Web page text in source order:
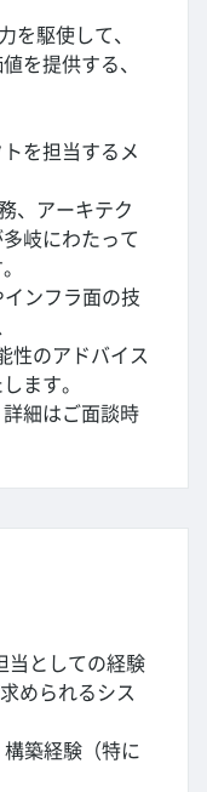
を駆使して、
を提供する、
を担当するメ
、アーキテク
岐にわたって
ンフラ面の技
性のアドバイス
ます。
細はご面談時
当としての経験
められるシス
構築経験（特に